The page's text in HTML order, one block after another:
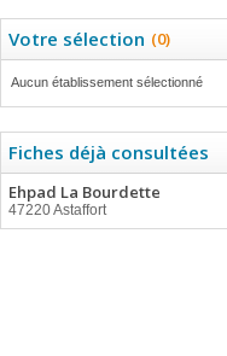
Votre sélection (0)
Aucun établissement sélectionné
Fiches déjà consultées
Ehpad La Bourdette
47220 Astaffort